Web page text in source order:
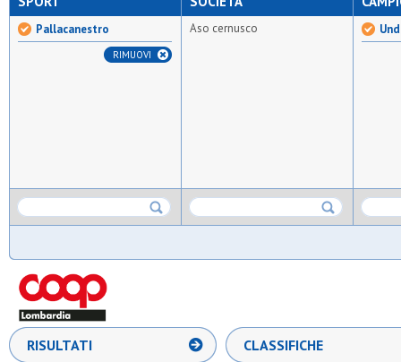
Pallacanestro
RIMUOVI
Aso cernusco
RISULTATI CLASSIFICHE